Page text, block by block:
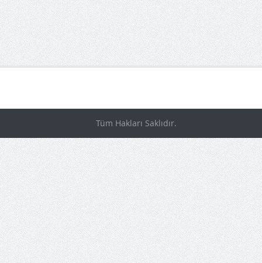
Tüm Hakları Saklıdır.